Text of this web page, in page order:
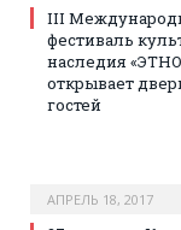
III
фестиваль
наследия
открывает
гостей
АПРЕЛЬ 18, 2017